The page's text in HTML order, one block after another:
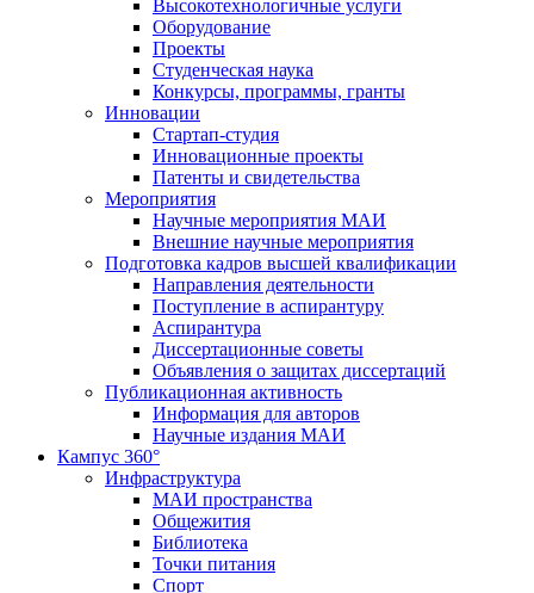
Высокотехнологичные услуги
Оборудование
Проекты
Студенческая наука
Конкурсы, программы, гранты
Инновации
Стартап-студия
Инновационные проекты
Патенты и свидетельства
Мероприятия
Научные мероприятия МАИ
Внешние научные мероприятия
Подготовка кадров высшей квалификации
Направления деятельности
Поступление в аспирантуру
Аспирантура
Диссертационные советы
Объявления о защитах диссертаций
Публикационная активность
Информация для авторов
Научные издания МАИ
Кампус 360°
Инфраструктура
МАИ пространства
Общежития
Библиотека
Точки питания
Спорт